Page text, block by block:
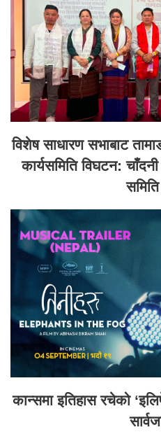
विशेष साधारण सभाबाट
कार्यसमिति विघटन:
कान्समा इतिहास रचेको